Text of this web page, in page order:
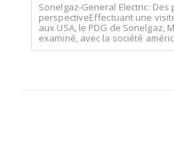
Sonelgaz-General Electric:
perspectiveEffectuant une
aux USA, le PDG de Sonelgaz,
examiné, avec la société